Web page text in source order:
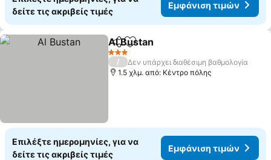
δείτε τις ακριβείς τιμές
Εμφάνιση τιμών
Κοινοποίηση
Προσθήκη στα αγαπημένα
Al Bustan
3 Αστέρια
/
Δεν υπάρχει διαθέσιμη βαθμολογία
1.5 χλμ. από: Κέντρο πόλης
Επιλέξτε ημερομηνίες, για να
δείτε τις ακριβείς τιμές
Εμφάνιση τιμών